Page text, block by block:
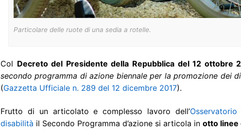
Particolare delle ruote di una sedia a rotelle.
Col Decreto del Presidente della Repubblica del 12 ottobre
secondo programma di azione biennale per la promozione dei
(Gazzetta Ufficiale n. 289 del 12 dicembre 2017).
Frutto di un articolato e complesso lavoro dell’
disabilità il Secondo Programma d’azione si articola in otto linee